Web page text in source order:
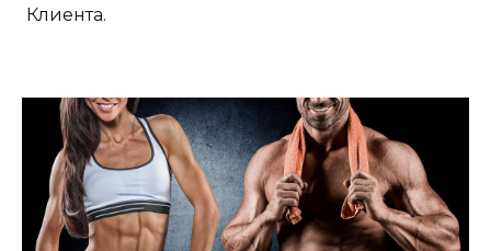
Клиента.